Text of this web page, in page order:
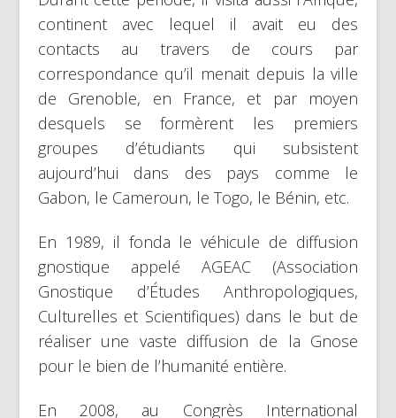
continent avec lequel il avait eu des
contacts au travers de cours par
correspondance qu’il menait depuis la ville
de Grenoble, en France, et par moyen
desquels se formèrent les premiers
groupes d’étudiants qui subsistent
aujourd’hui dans des pays comme le
Gabon, le Cameroun, le Togo, le Bénin, etc.
En 1989, il fonda le véhicule de diffusion
gnostique appelé AGEAC (Association
Gnostique d’Études Anthropologiques,
Culturelles et Scientifiques) dans le but de
réaliser une vaste diffusion de la Gnose
pour le bien de l’humanité entière.
En 2008, au Congrès International